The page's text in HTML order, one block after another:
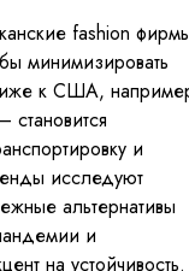
fashion
минимизировать
к США,
и
исследуют
альтернативы
и
на устойчивость.